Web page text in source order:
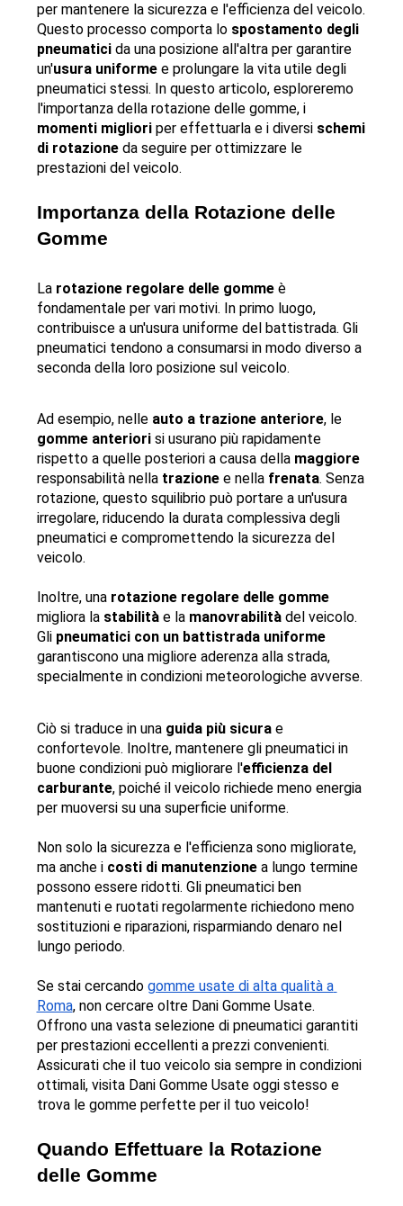
per mantenere la sicurezza e l'efficienza del veicolo.
Questo processo comporta lo spostamento degli
pneumatici da una posizione all'altra per garantire
un'usura uniforme e prolungare la vita utile degli
pneumatici stessi. In questo articolo, esploreremo
l'importanza della rotazione delle gomme, i
momenti migliori per effettuarla e i diversi schemi
di rotazione da seguire per ottimizzare le
prestazioni del veicolo.
Importanza della Rotazione delle
Gomme
La rotazione regolare delle gomme è
fondamentale per vari motivi. In primo luogo,
contribuisce a un'usura uniforme del battistrada. Gli
pneumatici tendono a consumarsi in modo diverso a
seconda della loro posizione sul veicolo.
Ad esempio, nelle auto a trazione anteriore
, le
gomme anteriori si usurano più rapidamente
rispetto a quelle posteriori a causa della maggiore
responsabilità nella trazione e nella frenata. Senza
rotazione, questo squilibrio può portare a un'usura
irregolare, riducendo la durata complessiva degli
pneumatici e compromettendo la sicurezza del
veicolo.
Inoltre, una rotazione regolare delle gomme
migliora la stabilità e la manovrabilità del veicolo.
Gli
pneumatici con un battistrada uniforme
garantiscono una migliore aderenza alla strada,
specialmente in condizioni meteorologiche avverse.
Ciò si traduce in una guida più sicura e
confortevole. Inoltre, mantenere gli pneumatici in
buone condizioni può migliorare l'efficienza del
carburante, poiché il veicolo richiede meno energia
per muoversi su una superficie uniforme.
Non solo la sicurezza e l'efficienza sono migliorate,
ma anche i costi di manutenzione a lungo termine
possono essere ridotti. Gli pneumatici ben
mantenuti e ruotati regolarmente richiedono meno
sostituzioni e riparazioni, risparmiando denaro nel
lungo periodo.
Se stai cercando gomme usate di alta qualità a
Roma, non cercare oltre Dani Gomme Usate.
Offrono una vasta selezione di pneumatici garantiti
per prestazioni eccellenti a prezzi convenienti.
Assicurati che il tuo veicolo sia sempre in condizioni
ottimali, visita Dani Gomme Usate oggi stesso e
trova le gomme perfette per il tuo veicolo!
Quando Effettuare la Rotazione
delle Gomme